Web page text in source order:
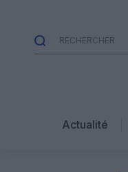
Actualité